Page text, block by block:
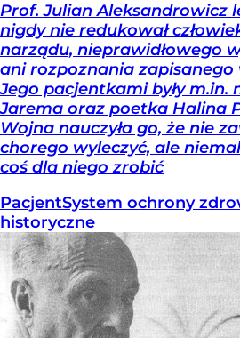
Prof. Julian Aleksandrowicz
nigdy nie redukował
narządu, nieprawidłowego
ani rozpoznania
Jego pacjentkami były m.in.
Jarema oraz poetka Halina
Wojna nauczyła go, że nie
chorego wyleczyć, ale
coś dla niego zrobić
PacjentSystem ochrony
historyczne